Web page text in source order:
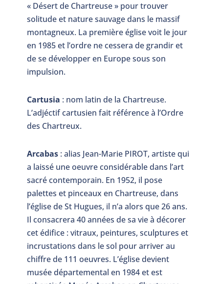
« Désert de Chartreuse » pour trouver
solitude et nature sauvage dans le massif
montagneux. La première église voit le jour
en 1985 et l’ordre ne cessera de grandir et
de se développer en Europe sous son
impulsion.
Cartusia : nom latin de la Chartreuse.
L’adjéctif cartusien fait référence à l’Ordre
des Chartreux.
Arcabas: alias Jean-Marie PIROT, artiste qui
a laissé une oeuvre considérable dans l’art
sacré contemporain. En 1952, il pose
palettes et pinceaux en Chartreuse, dans
l’église de St Hugues, il n’a alors que 26 ans.
Il consacrera 40 années de sa vie à décorer
cet édifice : vitraux, peintures, sculptures et
incrustations dans le sol pour arriver au
chiffre de 111 oeuvres. L’église devient
musée départemental en 1984 et est